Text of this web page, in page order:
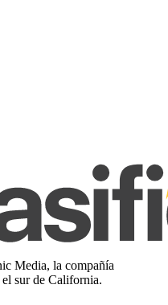
Media, la compañía
sur de California.